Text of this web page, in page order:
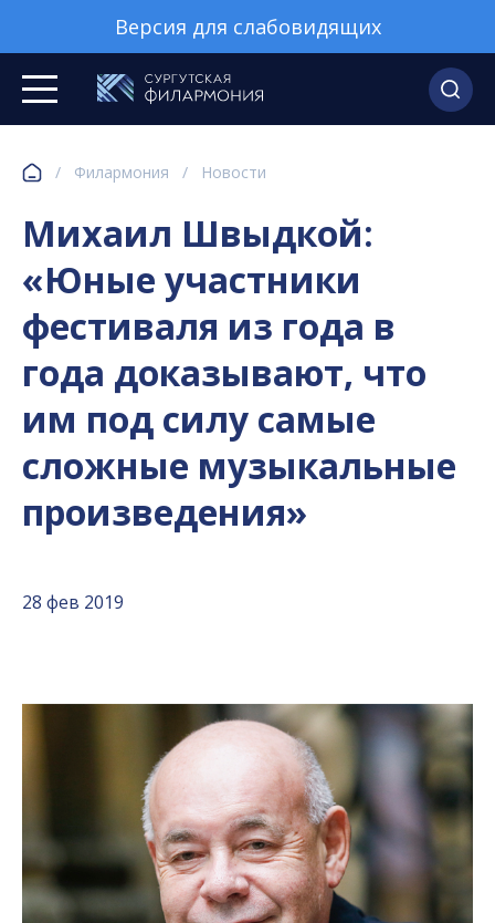
Версия для слабовидящих
/ Филармония / Новости
Михаил Швыдкой:
«Юные участники
фестиваля из года в
года доказывают, что
им под силу самые
сложные музыкальные
произведения»
28 фев 2019